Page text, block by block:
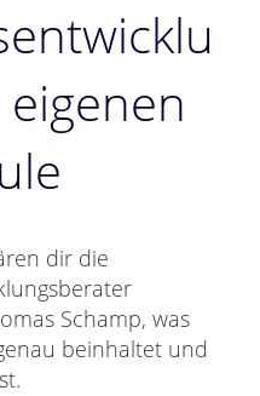
dir die
Schamp, was
beinhaltet und